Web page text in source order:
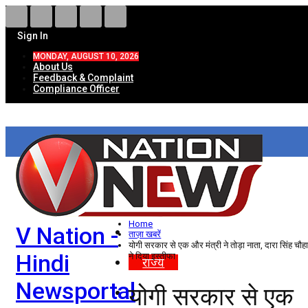
Sign In
MONDAY, AUGUST 10, 2026
About Us
Feedback & Complaint
Compliance Officer
V Nation -
Hindi
Newsportal
HOME
ताज़ा खबरें
देश
विदेश
राज्य
उत्तर प्रदेश
Home
ताज़ा खबरें
योगी सरकार से एक और मंत्री ने तोड़ा नाता, दारा सिंह
ने दिया इस्तीफा
योगी सरकार से एक